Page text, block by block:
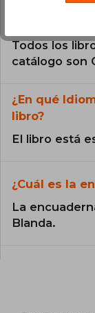
¿El libro es
Todos los
catálogo son
¿En qué
libro?
El libro está
¿Cuál es la
La
Blanda.